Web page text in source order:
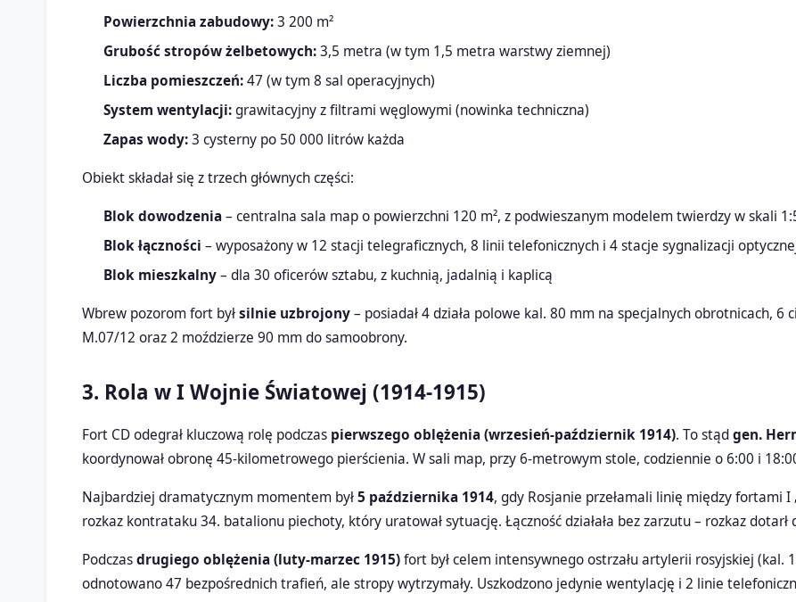
Powierzchnia zabudowy:3 200 m²
Grubość stropów żelbetowych:3,5 metra (w tym 1,5 metra warstwy ziemnej)
Liczba pomieszczeń:47 (w tym 8 sal operacyjnych)
System wentylacji:grawitacyjny z filtrami węglowymi (nowinka techniczna)
Zapas wody:3 cysterny po 50 000 litrów każda
Obiekt składał się z trzech głównych części:
Blok dowodzenia– centralna sala map o powierzchni 120 m², z podwieszanym modelem twierdzy w skali
Blok łączności – wyposażony w 12 stacji telegraficznych, 8 linii telefonicznych i 4 stacje sygnalizacji
Blok mieszkalny– dla 30 oficerów sztabu, z kuchnią, jadalnią i kaplicą
Wbrew pozorom fort byłsilnie uzbrojony– posiadał 4 działa polowe kal. 80 mm na specjalnych obrotnicach, 6
M.07/12 oraz 2 moździerze 90 mm do samoobrony.
3. Rola w I Wojnie Światowej (1914-1915)
Fort CD odegrał kluczową rolę podczas pierwszego oblężenia (wrzesień-październik 1914). To stądgen.
koordynował obronę 45-kilometrowego pierścienia. W sali map, przy 6-metrowym stole, codziennie o 6:00 i
Najbardziej dramatycznym momentem był5 października 1914, gdy Rosjanie przełamali linię między fortami I
rozkaz kontrataku 34. batalionu piechoty, który uratował sytuację. Łączność działała bez zarzutu – rozkaz
Podczasdrugiego oblężenia (luty-marzec 1915)fort był celem intensywnego ostrzału artylerii rosyjskiej (kal.
odnotowano 47 bezpośrednich trafień, ale stropy wytrzymały. Uszkodzono jedynie wentylację i 2 linie